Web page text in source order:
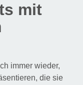
mit
immer wieder,
die sie